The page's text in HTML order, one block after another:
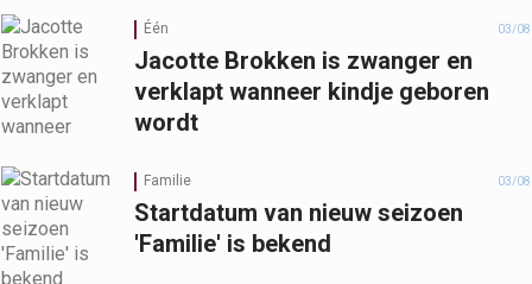
Één 03/08
Jacotte Brokken is zwanger en
verklapt wanneer kindje geboren
wordt
Familie 03/08
Startdatum van nieuw seizoen
'Familie' is bekend